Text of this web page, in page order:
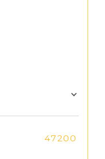
Valeurs
47200